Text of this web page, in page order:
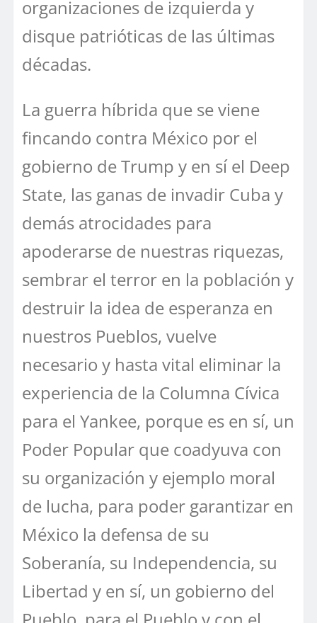
organizaciones de izquierda y
disque patrióticas de las últimas
décadas.
La guerra híbrida que se viene
fincando contra México por el
gobierno de Trump y en sí el Deep
State, las ganas de invadir Cuba y
demás atrocidades para
apoderarse de nuestras riquezas,
sembrar el terror en la población y
destruir la idea de esperanza en
nuestros Pueblos, vuelve
necesario y hasta vital eliminar la
experiencia de la Columna Cívica
para el Yankee, porque es en sí, un
Poder Popular que coadyuva con
su organización y ejemplo moral
de lucha, para poder garantizar en
México la defensa de su
Soberanía, su Independencia, su
Libertad y en sí, un gobierno del